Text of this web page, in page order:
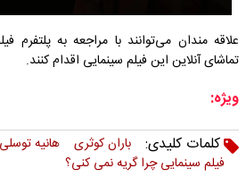
علاقه مندان می‌توانند با مراجعه به
تماشای آنلاین این فیلم سینمایی اقدام کنند.
ویژه:
کلمات کلیدی:
باران کوثری هانیه توسلی
فیلم سینمایی چرا گریه نمی کنی؟